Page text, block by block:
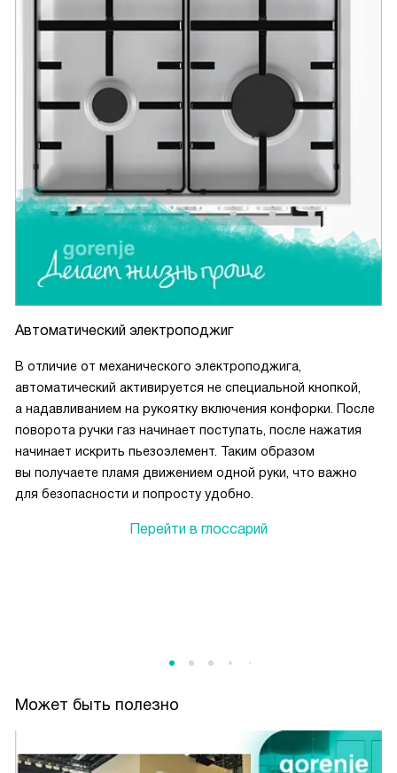
Автоматический электроподжиг
В отличие от механического электроподжига,
автоматический активируется не специальной кнопкой,
а надавливанием на рукоятку включения конфорки. После
поворота ручки газ начинает поступать, после нажатия
начинает искрить пьезоэлемент. Таким образом
вы получаете пламя движением одной руки, что важно
для безопасности и попросту удобно.
Перейти в глоссарий
Может быть полезно